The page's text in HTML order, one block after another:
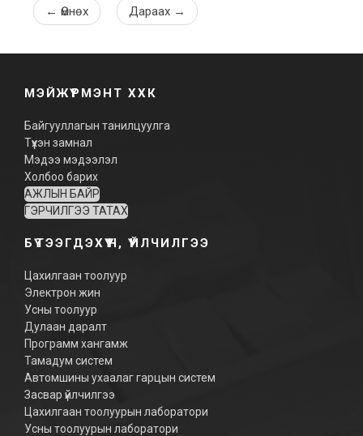
← Өмнөх Дараах →
МЭЙЖҮРМЭНТ ХХК
Байгууллагын танилцуулга
Түүхэн замнал
Мэдээ мэдээлэл
Холбоо барих
АЖЛЫН БАЙР
ГЭРЧИЛГЭЭ ТАТАХ
БҮТЭЭГДЭХҮҮН, ҮЙЛЧИЛГЭЭ
Цахилгаан тоолуур
Электрон жин
Усны тоолуур
Дулаан даралт
Программ хангамж
Тамадум систем
Автомшины ухаалаг гарцын систем
Засвар үйлчилгээ
Цахилгаан тоолуурын лаборатори
Усны тоолуурын лаборатори